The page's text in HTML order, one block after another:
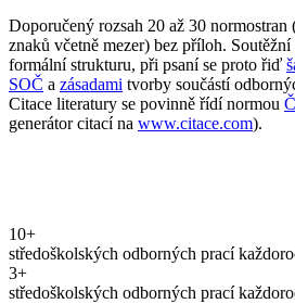
Doporučený rozsah 20 až 30 normostran
znaků včetně mezer) bez příloh.
formální strukturu, při psaní se proto řiď
SOČ a zásadami tvorby součástí
Citace literatury se povinně řídí normou
generátor citací na www.citace.com).
10+
středoškolských odborných prací
3+
středoškolských odborných prací